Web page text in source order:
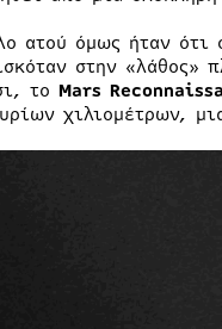
ατού όμως ήταν ότι
στην «λάθος»
το Mars
χιλιομέτρων,